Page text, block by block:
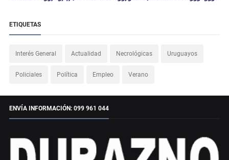
ETIQUETAS
Interés General Actualidad Necrológicas Uruguayos
Policiales Política Empleo Verano
ENVÍA INFORMACIÓN: 099 961 044